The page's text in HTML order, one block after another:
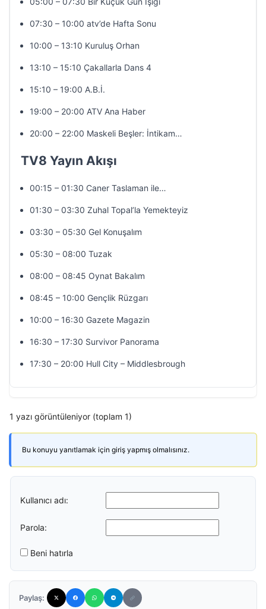
07:30 – 10:00 atv’de Hafta Sonu
10:00 – 13:10 Kuruluş Orhan
13:10 – 15:10 Çakallarla Dans 4
15:10 – 19:00 A.B.İ.
19:00 – 20:00 ATV Ana Haber
20:00 – 22:00 Maskeli Beşler: İntikam…
TV8 Yayın Akışı
00:15 – 01:30 Caner Taslaman ile…
01:30 – 03:30 Zuhal Topal’la Yemekteyiz
03:30 – 05:30 Gel Konuşalım
05:30 – 08:00 Tuzak
08:00 – 08:45 Oynat Bakalım
08:45 – 10:00 Gençlik Rüzgarı
10:00 – 16:30 Gazete Magazin
16:30 – 17:30 Survivor Panorama
17:30 – 20:00 Hull City – Middlesbrough
1 yazı görüntüleniyor (toplam 1)
Bu konuyu yanıtlamak için giriş yapmış olmalısınız.
Kullanıcı adı:
Parola:
Beni hatırla
Paylaş: